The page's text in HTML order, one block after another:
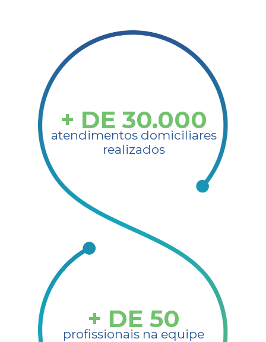
+ DE 30.000
atendimentos domiciliares
realizados
+ DE 50
profissionais na equipe​